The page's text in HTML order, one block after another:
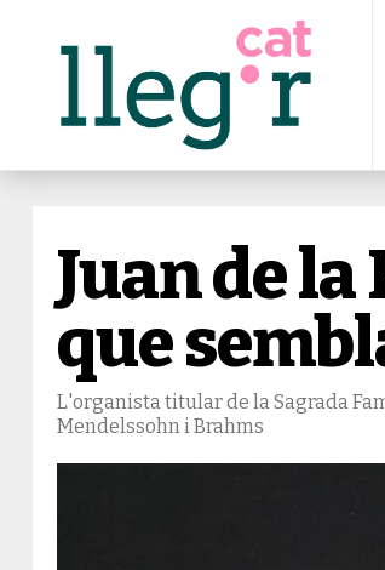
Juan de
que
L'organista titular de la Sagrada
Mendelssohn i Brahms